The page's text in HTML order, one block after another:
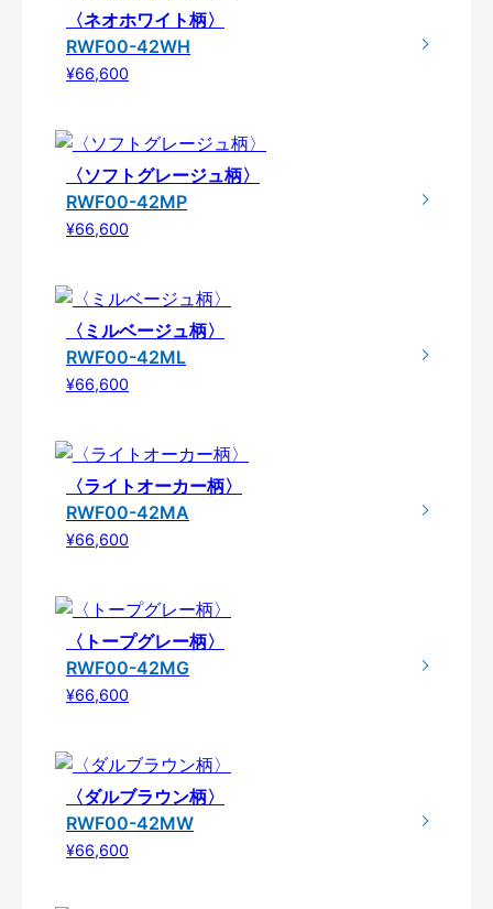
〈ネオホワイト柄〉
RWF00-42WH
¥66,600
〈ソフトグレージュ柄〉
RWF00-42MP
¥66,600
〈ミルベージュ柄〉
RWF00-42ML
¥66,600
〈ライトオーカー柄〉
RWF00-42MA
¥66,600
〈トープグレー柄〉
RWF00-42MG
¥66,600
〈ダルブラウン柄〉
RWF00-42MW
¥66,600